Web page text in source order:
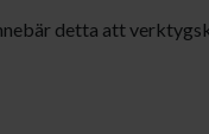
detta att